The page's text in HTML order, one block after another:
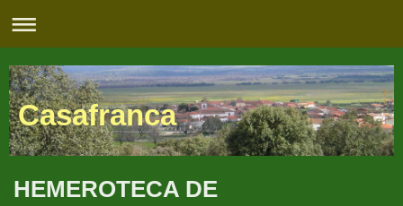
Casafranca
HEMEROTECA DE